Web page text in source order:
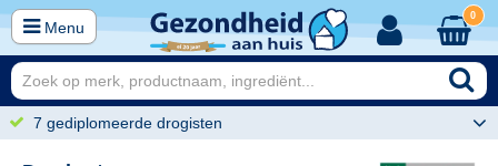
Menu
0
7 gediplomeerde drogisten